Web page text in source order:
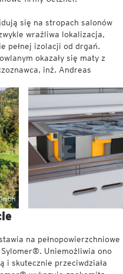
się na stropach salonów
wrażliwa lokalizacja,
pełnej izolacji od drgań.
okazały się maty z
inż. Andreas
na pełnopowierzchniowe
Uniemożliwia ono
i skutecznie przeciwdziała